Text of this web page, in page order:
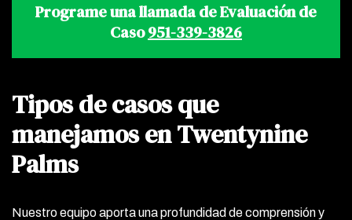
Programe una llamada de Evaluación de
Caso951-339-3826
Tipos de casos que
manejamos en Twentynine
Palms
Nuestro equipo aporta una profundidad de comprensión y